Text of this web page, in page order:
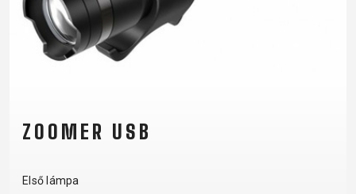
ZOOMER USB
Első lámpa